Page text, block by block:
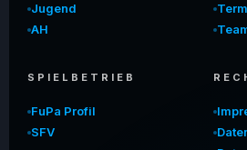
Jugend
AH
SPIELBETRIEB
FuPa Profil
SFV